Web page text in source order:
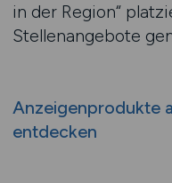
in der Region“
Stellenangebote
Anzeigenprodukte
entdecken